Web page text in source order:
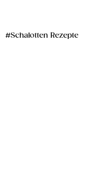
Schalotten Rezepte